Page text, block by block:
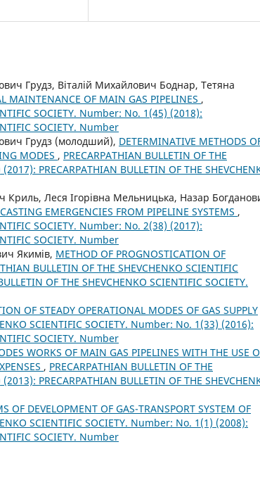
Грудз, Віталій Михайлович Боднар, Тетяна
MAINTENANCE OF MAIN GAS PIPELINES ,
SOCIETY. Number: No. 1(45) (2018):
SOCIETY. Number
Грудз (молодший), DETERMINATIVE METHODS
MODES , PRECARPATHIAN BULLETIN OF THE
PRECARPATHIAN BULLETIN OF THE
Леся Ігорівна Мельницька, Назар
EMERGENCIES FROM PIPELINE SYSTEMS ,
SOCIETY. Number: No. 2(38) (2017):
SOCIETY. Number
Якимів, METHOD OF PROGNOSTICATION OF
BULLETIN OF THE SHEVCHENKO SCIENTIFIC
OF THE SHEVCHENKO SCIENTIFIC SOCIETY.
OF STEADY OPERATIONAL MODES OF GAS SUPPLY
SCIENTIFIC SOCIETY. Number: No. 1(33) (2016):
SOCIETY. Number
WORKS OF MAIN GAS PIPELINES WITH THE USE
, PRECARPATHIAN BULLETIN OF THE
PRECARPATHIAN BULLETIN OF THE
OF DEVELOPMENT OF GAS-TRANSPORT SYSTEM OF
SCIENTIFIC SOCIETY. Number: No. 1(1) (2008):
SOCIETY. Number